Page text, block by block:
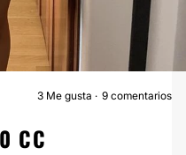
AUMENTO DE PECHO
3 Me gusta 9 comentarios
CC